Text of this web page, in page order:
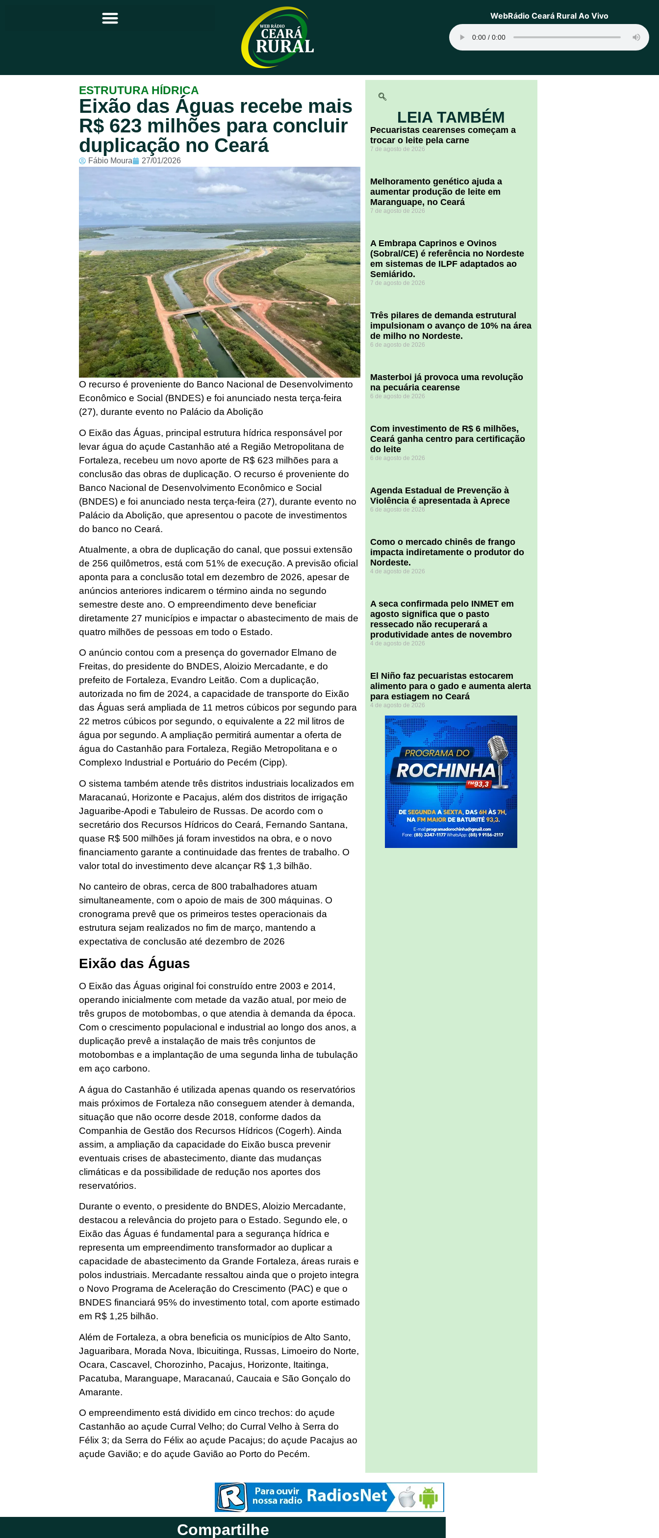
Principal
Notícias
Programação
Equipe
Contato
WebRádio Ceará Rural Ao Vivo
ESTRUTURA HÍDRICA
Eixão das Águas recebe mais
R$ 623 milhões para concluir
duplicação no Ceará
Fábio Moura 27/01/2026
O recurso é proveniente do Banco Nacional de Desenvolvimento
Econômico e Social (BNDES) e foi anunciado nesta terça-feira
(27), durante evento no Palácio da Abolição
O Eixão das Águas, principal estrutura hídrica responsável por
levar água do açude Castanhão até a Região Metropolitana de
Fortaleza, recebeu um novo aporte de R$ 623 milhões para a
conclusão das obras de duplicação. O recurso é proveniente do
Banco Nacional de Desenvolvimento Econômico e Social
(BNDES) e foi anunciado nesta terça-feira (27), durante evento no
Palácio da Abolição, que apresentou o pacote de investimentos
do banco no Ceará.
Atualmente, a obra de duplicação do canal, que possui extensão
de 256 quilômetros, está com 51% de execução. A previsão oficial
aponta para a conclusão total em dezembro de 2026, apesar de
anúncios anteriores indicarem o término ainda no segundo
semestre deste ano. O empreendimento deve beneficiar
diretamente 27 municípios e impactar o abastecimento de mais de
quatro milhões de pessoas em todo o Estado.
O anúncio contou com a presença do governador Elmano de
Freitas, do presidente do BNDES, Aloizio Mercadante, e do
prefeito de Fortaleza, Evandro Leitão. Com a duplicação,
autorizada no fim de 2024, a capacidade de transporte do Eixão
das Águas será ampliada de 11 metros cúbicos por segundo para
22 metros cúbicos por segundo, o equivalente a 22 mil litros de
água por segundo. A ampliação permitirá aumentar a oferta de
água do Castanhão para Fortaleza, Região Metropolitana e o
Complexo Industrial e Portuário do Pecém (Cipp).
O sistema também atende três distritos industriais localizados em
Maracanaú, Horizonte e Pacajus, além dos distritos de irrigação
Jaguaribe-Apodi e Tabuleiro de Russas. De acordo com o
secretário dos Recursos Hídricos do Ceará, Fernando Santana,
quase R$ 500 milhões já foram investidos na obra, e o novo
financiamento garante a continuidade das frentes de trabalho. O
valor total do investimento deve alcançar R$ 1,3 bilhão.
No canteiro de obras, cerca de 800 trabalhadores atuam
simultaneamente, com o apoio de mais de 300 máquinas. O
cronograma prevê que os primeiros testes operacionais da
estrutura sejam realizados no fim de março, mantendo a
expectativa de conclusão até dezembro de 2026
Eixão das Águas
O Eixão das Águas original foi construído entre 2003 e 2014,
operando inicialmente com metade da vazão atual, por meio de
três grupos de motobombas, o que atendia à demanda da época.
Com o crescimento populacional e industrial ao longo dos anos, a
duplicação prevê a instalação de mais três conjuntos de
motobombas e a implantação de uma segunda linha de tubulação
em aço carbono.
A água do Castanhão é utilizada apenas quando os reservatórios
mais próximos de Fortaleza não conseguem atender à demanda,
situação que não ocorre desde 2018, conforme dados da
Companhia de Gestão dos Recursos Hídricos (Cogerh). Ainda
assim, a ampliação da capacidade do Eixão busca prevenir
eventuais crises de abastecimento, diante das mudanças
climáticas e da possibilidade de redução nos aportes dos
reservatórios.
Durante o evento, o presidente do BNDES, Aloizio Mercadante,
destacou a relevância do projeto para o Estado. Segundo ele, o
Eixão das Águas é fundamental para a segurança hídrica e
representa um empreendimento transformador ao duplicar a
capacidade de abastecimento da Grande Fortaleza, áreas rurais e
polos industriais. Mercadante ressaltou ainda que o projeto integra
o Novo Programa de Aceleração do Crescimento (PAC) e que o
BNDES financiará 95% do investimento total, com aporte estimado
em R$ 1,25 bilhão.
Além de Fortaleza, a obra beneficia os municípios de Alto Santo,
Jaguaribara, Morada Nova, Ibicuitinga, Russas, Limoeiro do Norte,
Ocara, Cascavel, Chorozinho, Pacajus, Horizonte, Itaitinga,
Pacatuba, Maranguape, Maracanaú, Caucaia e São Gonçalo do
Amarante.
O empreendimento está dividido em cinco trechos: do açude
Castanhão ao açude Curral Velho; do Curral Velho à Serra do
Félix 3; da Serra do Félix ao açude Pacajus; do açude Pacajus ao
açude Gavião; e do açude Gavião ao Porto do Pecém.
LEIA TAMBÉM
Pecuaristas cearenses começam a
trocar o leite pela carne
7 de agosto de 2026
Melhoramento genético ajuda a
aumentar produção de leite em
Maranguape, no Ceará
7 de agosto de 2026
A Embrapa Caprinos e Ovinos
(Sobral/CE) é referência no Nordeste
em sistemas de ILPF adaptados ao
Semiárido.
7 de agosto de 2026
​Três pilares de demanda estrutural
impulsionam o avanço de 10% na área
de milho no Nordeste.
6 de agosto de 2026
Masterboi já provoca uma revolução
na pecuária cearense
6 de agosto de 2026
Com investimento de R$ 6 milhões,
Ceará ganha centro para certificação
do leite
6 de agosto de 2026
Agenda Estadual de Prevenção à
Violência é apresentada à Aprece
6 de agosto de 2026
​Como o mercado chinês de frango
impacta indiretamente o produtor do
Nordeste.
4 de agosto de 2026
A seca confirmada pelo INMET em
agosto significa que o pasto
ressecado não recuperará a
produtividade antes de novembro
4 de agosto de 2026
El Niño faz pecuaristas estocarem
alimento para o gado e aumenta alerta
para estiagem no Ceará
4 de agosto de 2026
Compartilhe